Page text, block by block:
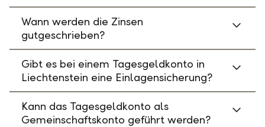
Wann werden die Zinsen
gutgeschrieben?
Gibt es bei einem Tagesgeldkonto in
Liechtenstein eine Einlagensicherung?
Kann das Tagesgeldkonto als
Gemeinschaftskonto geführt werden?